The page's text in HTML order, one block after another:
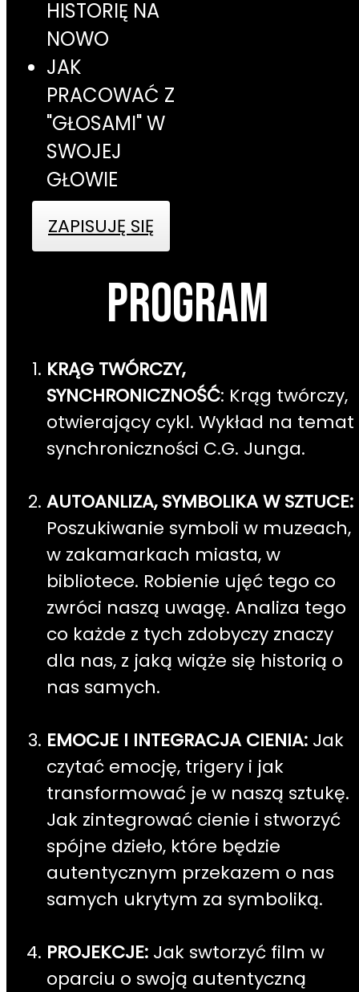
HISTORIĘ NA
NOWO
JAK
PRACOWAĆ Z
"GŁOSAMI" W
SWOJEJ
GŁOWIE
ZAPISUJĘ SIĘ
PROGRAM
KRĄG TWÓRCZY,
SYNCHRONICZNOŚĆ: Krąg twórczy,
otwierający cykl. Wykład na temat
synchroniczności C.G. Junga.
AUTOANLIZA, SYMBOLIKA W SZTUCE:
Poszukiwanie symboli w muzeach,
w zakamarkach miasta, w
bibliotece. Robienie ujęć tego co
zwróci naszą uwagę. Analiza tego
co każde z tych zdobyczy znaczy
dla nas, z jaką wiąże się historią o
nas samych.
EMOCJE I INTEGRACJA CIENIA: Jak
czytać emocję, trigery i jak
transformować je w naszą sztukę.
Jak zintegrować cienie i stworzyć
spójne dzieło, które będzie
autentycznym przekazem o nas
samych ukrytym za symboliką.
PROJEKCJE: Jak swtorzyć film w
oparciu o swoją autentyczną